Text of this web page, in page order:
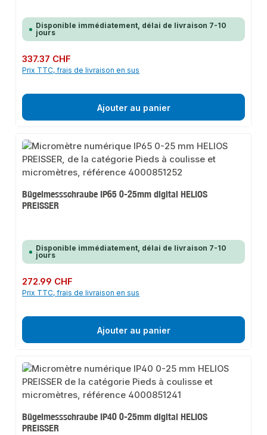
Disponible immédiatement, délai de livraison 7-10
jours
Prix régulier :
337.37 CHF
Prix TTC, frais de livraison en sus
Ajouter au panier
Bügelmessschraube IP65 0-25mm digital HELIOS
PREISSER
Disponible immédiatement, délai de livraison 7-10
jours
Prix régulier :
272.99 CHF
Prix TTC, frais de livraison en sus
Ajouter au panier
Bügelmessschraube IP40 0-25mm digital HELIOS
PREISSER